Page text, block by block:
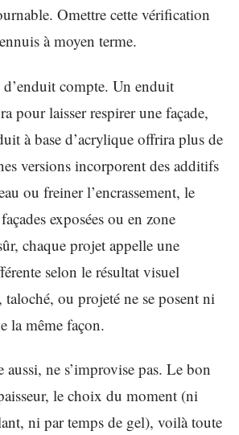
Omettre cette vérification
à moyen terme.
compte. Un enduit
pour laisser respirer une façade,
à base d’acrylique offrira plus de
versions incorporent des additifs
ou freiner l’encrassement, le
exposées ou en zone
chaque projet appelle une
selon le résultat visuel
taloché, ou projeté ne se posent ni
la même façon.
aussi, ne s’improvise pas. Le bon
le choix du moment (ni
ni par temps de gel), voilà toute